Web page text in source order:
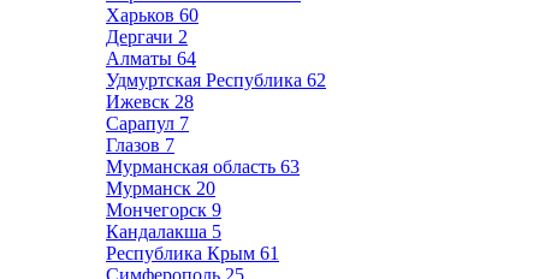
Харьков 60
Дергачи 2
Алматы 64
Удмуртская Республика 62
Ижевск 28
Сарапул 7
Глазов 7
Мурманская область 63
Мурманск 20
Мончегорск 9
Кандалакша 5
Республика Крым 61
Симферополь 25